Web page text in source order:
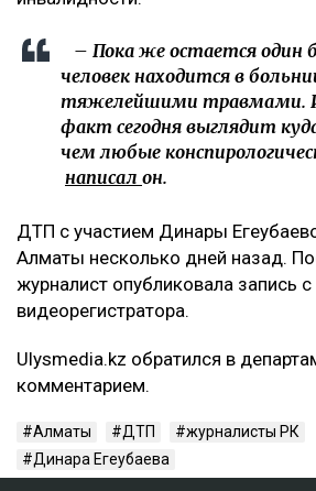
При этом Арсен Сарсеков
пострадавший получил тяжелые
словам, у мужчины
головного мозга, множественные
органов, переломы ребер с обеих
сложный перелом коленного
связок. Врачи, как утверждает
исключают, что последствия
инвалидности.
– Пока же остается один
человек находится в
тяжелейшими травмами.
факт сегодня выглядит
чем любые
написалон.
ДТП с участием Динары